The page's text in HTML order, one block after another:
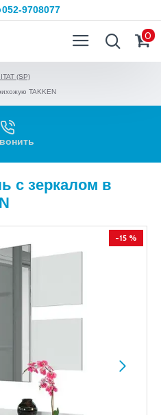
052-9708077
0
(SP)
TAKKEN
с зеркалом в
-15 %